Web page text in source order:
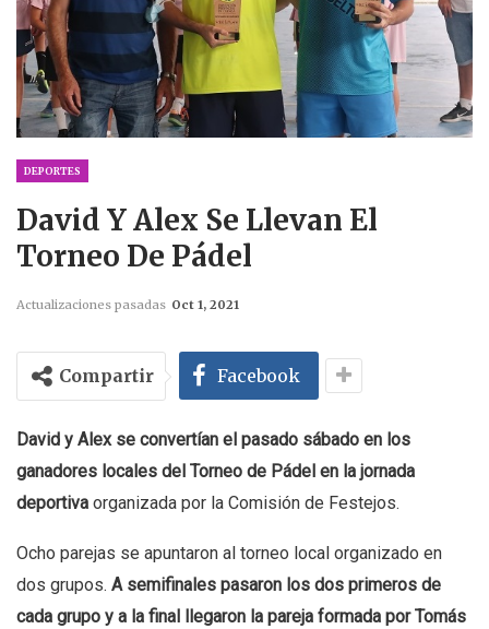
DEPORTES
David Y Alex Se Llevan El
Torneo De Pádel
Actualizaciones pasadas Oct 1, 2021
Compartir Facebook
David y Alex se convertían el pasado sábado en los
ganadores locales del Torneo de Pádel en la jornada
deportiva organizada por la Comisión de Festejos.
Ocho parejas se apuntaron al torneo local organizado en
dos grupos. A semifinales pasaron los dos primeros de
cada grupo y a la final llegaron la pareja formada por Tomás